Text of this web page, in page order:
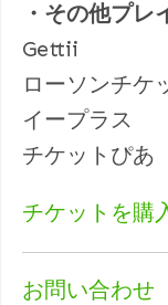
・その他プレ
Gettii
ローソンチケ
イープラス
チケットぴあ
チケットを購
お問い合わせ